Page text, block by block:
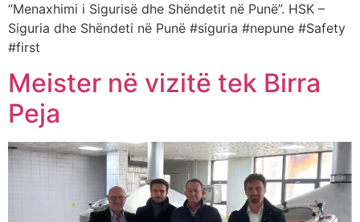
“Menaxhimi i Sigurisë dhe Shëndetit në Punë”. HSK –
Siguria dhe Shëndeti në Punë #siguria #nepune #Safety
#first
Meister në vizitë tek Birra
Peja